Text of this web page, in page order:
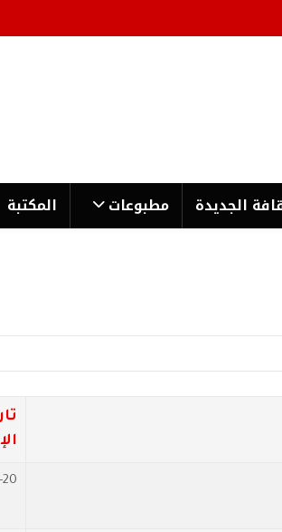
الجدیدة مطبوعات المكتبة
20